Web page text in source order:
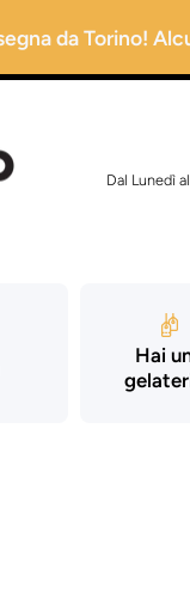
da Torino!
Dal Lunedì
Hai